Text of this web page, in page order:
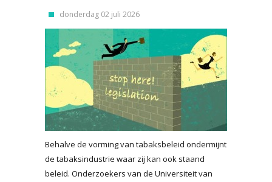
donderdag 02 juli 2026
Behalve de vorming van tabaksbeleid ondermijnt
de tabaksindustrie waar zij kan ook staand
beleid. Onderzoekers van de Universiteit van